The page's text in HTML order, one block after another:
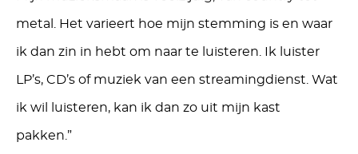
metal. Het varieert hoe mijn stemming is en waar
ik dan zin in hebt om naar te luisteren. Ik luister
LP’s, CD’s of muziek van een streamingdienst. Wat
ik wil luisteren, kan ik dan zo uit mijn kast
pakken.”